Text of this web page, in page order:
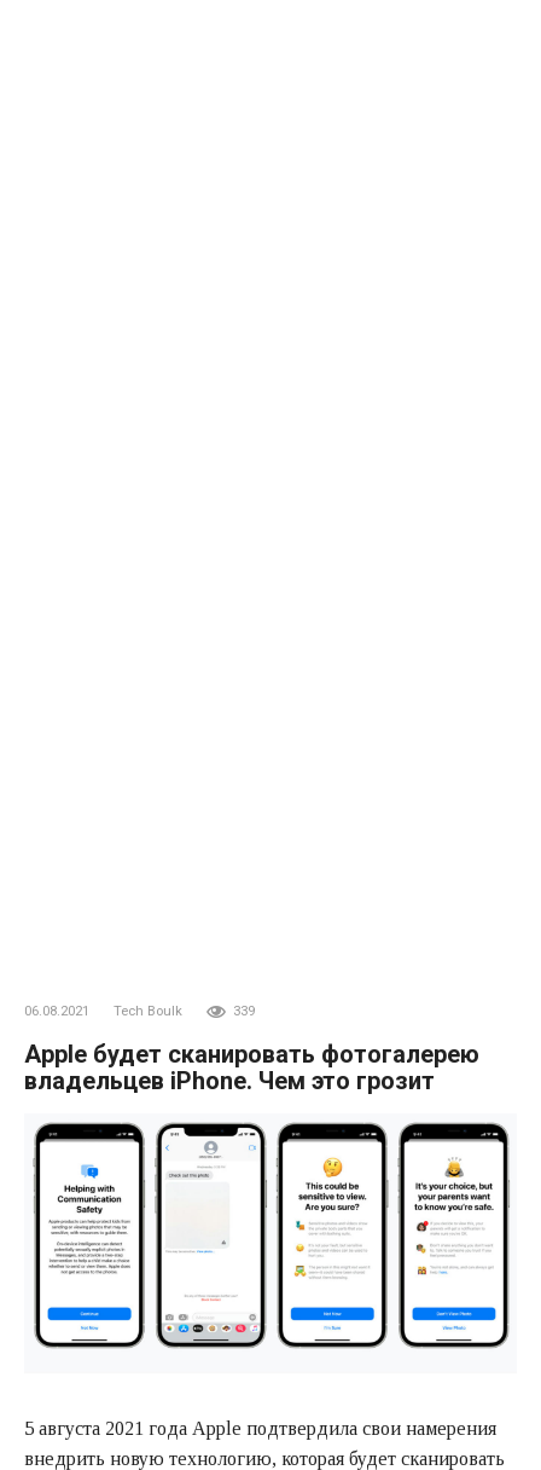
06.08.2021 Tech Boulk 339
Apple будет сканировать фотогалерею
владельцев iPhone. Чем это грозит
5 августа 2021 года Apple подтвердила свои намерения
внедрить новую технологию, которая будет сканировать